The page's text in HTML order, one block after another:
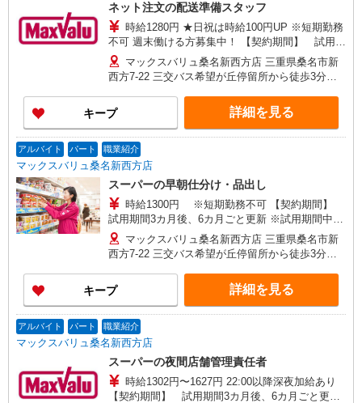
ネット注文の配送準備スタッフ
時給1280円 ★日祝は時給100円UP ※短期勤務
不可 週末働ける方募集中！ 【契約期間】 試用期
間3カ月後、6カ月ごと更新 ※試用期間中も条件は
同じです
マックスバリュ桑名新西方店 三重県桑名市新
西方7-22 三交バス希望が丘停留所から徒歩3分※
キープ 詳細を見る
アルバイト パート 職業紹介
マックスバリュ桑名新西方店
スーパーの早朝仕分け・品出し
時給1300円 ※短期勤務不可 【契約期間】
試用期間3カ月後、6カ月ごと更新 ※試用期間中も
条件は同じです
マックスバリュ桑名新西方店 三重県桑名市新
西方7-22 三交バス希望が丘停留所から徒歩3分※
キープ 詳細を見る
アルバイト パート 職業紹介
マックスバリュ桑名新西方店
スーパーの夜間店舗管理責任者
時給1302円〜1627円 22:00以降深夜加給あり
【契約期間】 試用期間3カ月後、6カ月ごと更新